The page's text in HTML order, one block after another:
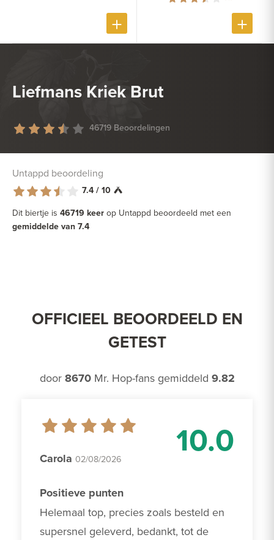
Liefmans Kriek Brut
46719 Beoordelingen
Untappd beoordeling
7.4 / 10
Dit biertje is 46719 keer op Untappd beoordeeld met een
gemiddelde van 7.4
OFFICIEEL BEOORDEELD EN
GETEST
door 8670Mr. Hop-fans gemiddeld 9.82
10.0
Carola 02/08/2026
Positieve punten
Helemaal top, precies zoals besteld en
supersnel geleverd, bedankt, tot de